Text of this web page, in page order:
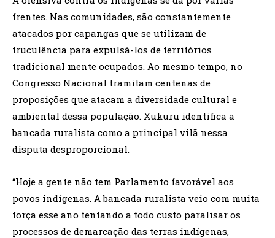
frentes. Nas comunidades, são constantemente
atacados por capangas que se utilizam de
truculência para expulsá-los de territórios
tradicional mente ocupados. Ao mesmo tempo, no
Congresso Nacional tramitam centenas de
proposições que atacam a diversidade cultural e
ambiental dessa população. Xukuru identifica a
bancada ruralista como a principal vilã nessa
disputa desproporcional.
“Hoje a gente não tem Parlamento favorável aos
povos indígenas. A bancada ruralista veio com muita
força esse ano tentando a todo custo paralisar os
processos de demarcação das terras indígenas,